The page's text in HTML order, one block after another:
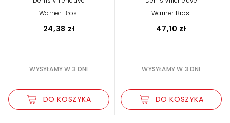
Warner Bros.
24,38 zł
WYSYŁAMY W 3 DNI
DO KOSZYKA
Warner Bros.
47,10 zł
WYSYŁAMY W 3 DNI
DO KOSZYKA